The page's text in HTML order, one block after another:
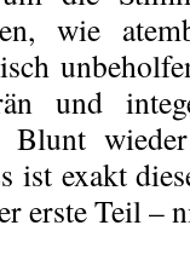
wie
und
ist exakt
erste Teil –